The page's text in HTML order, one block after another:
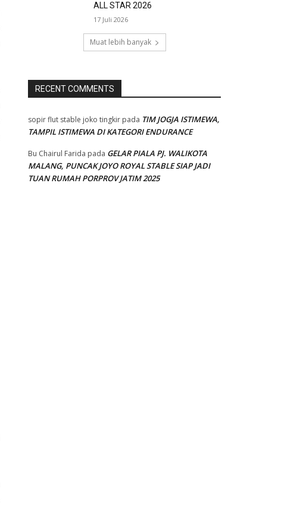
ALL STAR 2026
17 Juli 2026
Muat lebih banyak
RECENT COMMENTS
sopir flut stable joko tingkir pada TIM JOGJA ISTIMEWA,
TAMPIL ISTIMEWA DI KATEGORI ENDURANCE
Bu Chairul Farida pada GELAR PIALA PJ. WALIKOTA
MALANG, PUNCAK JOYO ROYAL STABLE SIAP JADI
TUAN RUMAH PORPROV JATIM 2025